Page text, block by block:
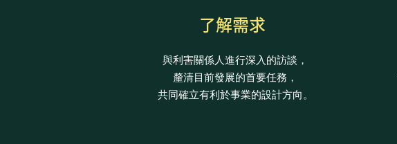
了解需求
與利害關係人進行深入的訪談，
釐清目前發展的首要任務，
共同確立有利於事業的設計方向。